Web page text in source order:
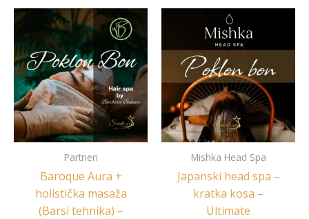
Partneri
Baroque Aura +
holistička masaža
(Barsi tehnika) –
Mishka Head Spa
Japanski head spa –
kratka kosa –
Ultimate